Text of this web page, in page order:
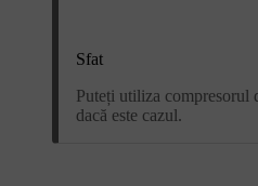
Sfat
Puteți utiliza compresorul
dacă este cazul.